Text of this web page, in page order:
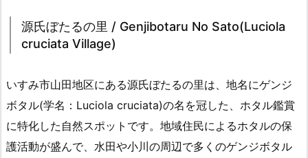
源氏ぼたるの里 / Genjibotaru No Sato(Luciola
cruciata Village)
いすみ市山田地区にある源氏ぼたるの里は、地名にゲンジ
ボタル(学名：Luciola cruciata)の名を冠した、ホタル鑑賞
に特化した自然スポットです。地域住民によるホタルの保
護活動が盛んで、水田や小川の周辺で多くのゲンジボタル